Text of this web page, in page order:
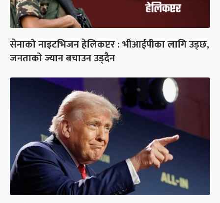
सेनाको नाइटभिजन हेलिकप्टर : भीआईपीका लागि उड्छ,
जनताको ज्यान बचाउन उड्दैन